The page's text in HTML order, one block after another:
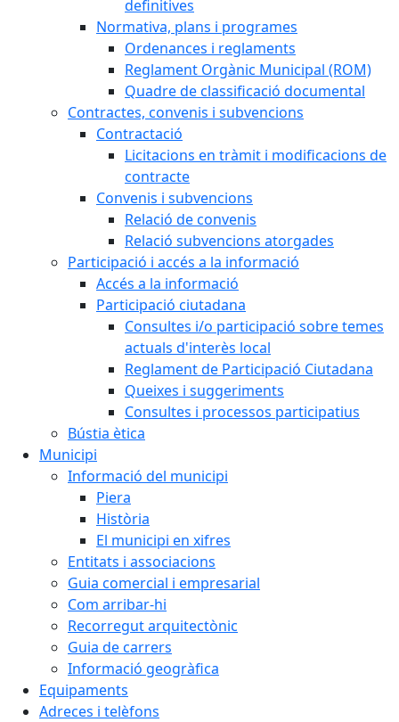
definitives
Normativa, plans i programes
Ordenances i reglaments
Reglament Orgànic Municipal (ROM)
Quadre de classificació documental
Contractes, convenis i subvencions
Contractació
Licitacions en tràmit i modificacions de
contracte
Convenis i subvencions
Relació de convenis
Relació subvencions atorgades
Participació i accés a la informació
Accés a la informació
Participació ciutadana
Consultes i/o participació sobre temes
actuals d'interès local
Reglament de Participació Ciutadana
Queixes i suggeriments
Consultes i processos participatius
Bústia ètica
Municipi
Informació del municipi
Piera
Història
El municipi en xifres
Entitats i associacions
Guia comercial i empresarial
Com arribar-hi
Recorregut arquitectònic
Guia de carrers
Informació geogràfica
Equipaments
Adreces i telèfons